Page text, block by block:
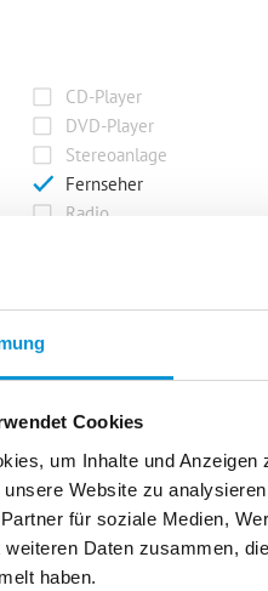
Cookies
um Inhalte und
unsere Website zu
für soziale Medien,
Daten zusammen,
haben.
CD-Player
DVD-Player
Stereoanlage
Fernseher
Radio
Kinderspielplatz
Abstellraum
Geschirrtücher inkl.